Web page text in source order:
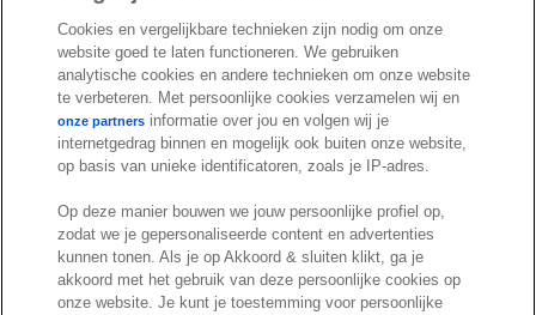
en API)
Urenstaat communiceren
met opdrachtgever
i
Goedkeuren uren
factuur
Factuurspecificatie op basis
van gewerkte uren
i
Cookies en vergelijkbare technieken zijn nodig om onze
website goed te laten functioneren. We gebruiken
analytische cookies en andere technieken om onze website
te verbeteren. Met persoonlijke cookies verzamelen wij en
onze partners informatie over jou en volgen wij je
internetgedrag binnen en mogelijk ook buiten onze website,
op basis van unieke identificatoren, zoals je IP-adres.
Op deze manier bouwen we jouw persoonlijke profiel op,
zodat we je gepersonaliseerde content en advertenties
kunnen tonen. Als je op Akkoord & sluiten klikt, ga je
akkoord met het gebruik van deze persoonlijke cookies op
onze website. Je kunt je toestemming voor persoonlijke